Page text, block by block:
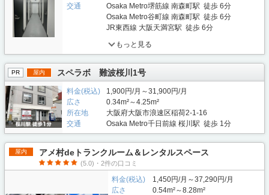
交通
Osaka Metro堺筋線 南森町駅 徒歩 6分
Osaka Metro谷町線 南森町駅 徒歩 6分
JR東西線 大阪天満宮駅 徒歩 6分
もっと見る
PR 屋内 スペラボ 難波桜川1号
料金(税込)
1,900円/月～31,900円/月
広さ
0.34m²～4.25m²
所在地
大阪府大阪市浪速区稲荷2-1-16
交通
Osaka Metro千日前線 桜川駅 徒歩 1分
屋内 アメ村deトランクルーム＆レンタルスペース
(5.0)・2件の口コミ
料金(税込)
1,450円/月～37,290円/月
広さ
0.54m²～8.28m²